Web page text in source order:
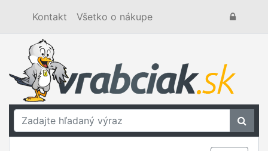
Kontakt Všetko o nákupe